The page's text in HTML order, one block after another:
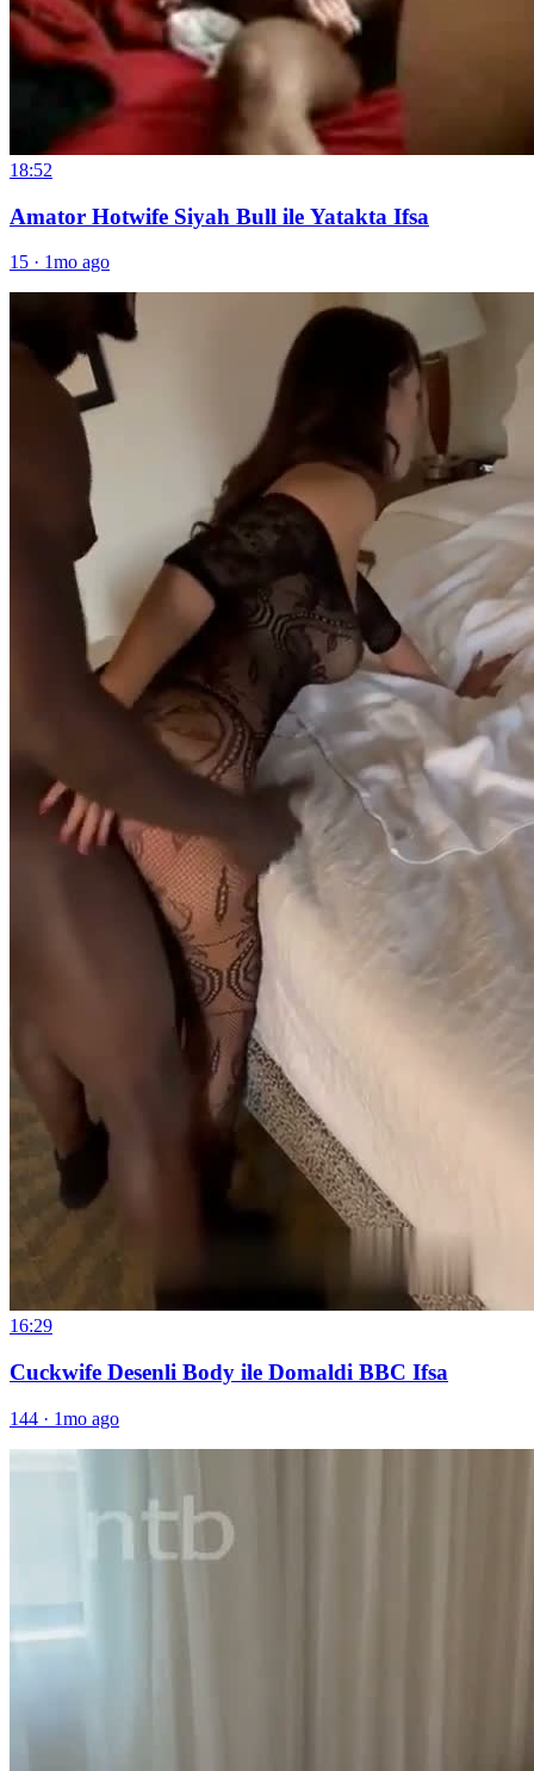
18:52
Amator Hotwife Siyah Bull ile Yatakta Ifsa
15 · 1mo ago
16:29
Cuckwife Desenli Body ile Domaldi BBC Ifsa
144 · 1mo ago